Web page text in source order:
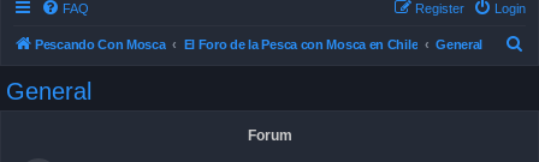
FAQ Login
Register
Pescando Con Mosca El Foro de la Pesca con Mosca en Chile General
General
Forum